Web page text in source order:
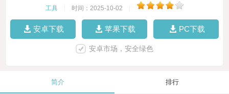
工具 时间：2025-10-02
安卓下载 苹果下载 PC下载
安卓市场，安全绿色
简介 排行